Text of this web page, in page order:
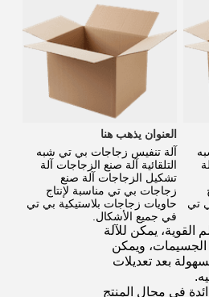
تي
العنوان يذهب هنا
آلة تنفيس زجاجات بي تي شبه
التلقائية آلة صنع الزجاجات آلة
تشكيل الزجاجات آلة صنع
زجاجات بي تي مناسبة لإنتاج
حاويات زجاجات بلاستيكية بي تي
في جميع الأشكال.
يمكن للآلة
الجسيمات، ويمكن
بعد تعديلات
في مجال المنتج